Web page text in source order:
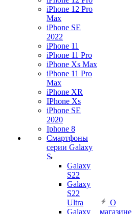
iPhone 12 Pro
Max
iPhone SE
2022
iPhone 11
iPhone 11 Pro
iPhone Xs Max
iPhone 11 Pro
Max
iPhone XR
IPhone Xs
iPhone SE
2020
Iphone 8
Смартфоны
серии Galaxy
S
Galaxy
S22
Galaxy
S22
Ultra
Galaxy
О
магазине